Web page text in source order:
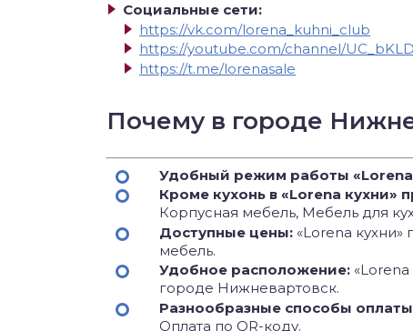
Социальные сети:
https://vk.com/lorena_kuhni_club
https://youtube.com/channel/
https://t.me/lorenasale
Почему в городе
Удобный режим работы «Lorena
Кроме кухонь в «Lorena кухни»
Корпусная мебель, Мебель для
Доступные цены: «Lorena кухни»
мебель.
Удобное расположение:
городе Нижневартовск.
Разнообразные способы
Оплата по QR-коду.